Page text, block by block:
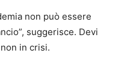
non può essere
suggerisce. Devi
in crisi.